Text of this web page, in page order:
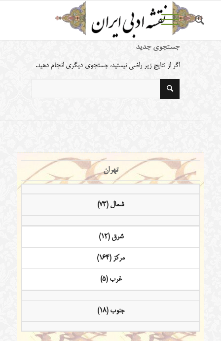
جستجوی جدید
اگر از نتایج زیر راضی نیستید، جستجوی دیگری انجام دهید.
تهران
شمال (73)
شرق (12)
مرکز (164)
غرب (5)
جنوب (18)